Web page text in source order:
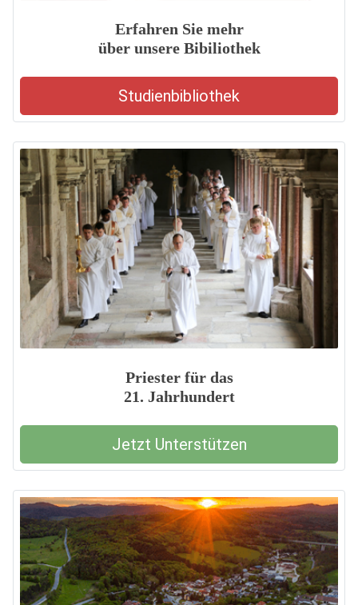
Erfahren Sie mehr
über unsere Bibiliothek
Studienbibliothek
Priester für das
21. Jahrhundert
Jetzt Unterstützen